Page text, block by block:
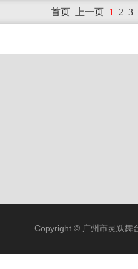
首页 上一页 1 2 3
Copyright © 广州市灵跃